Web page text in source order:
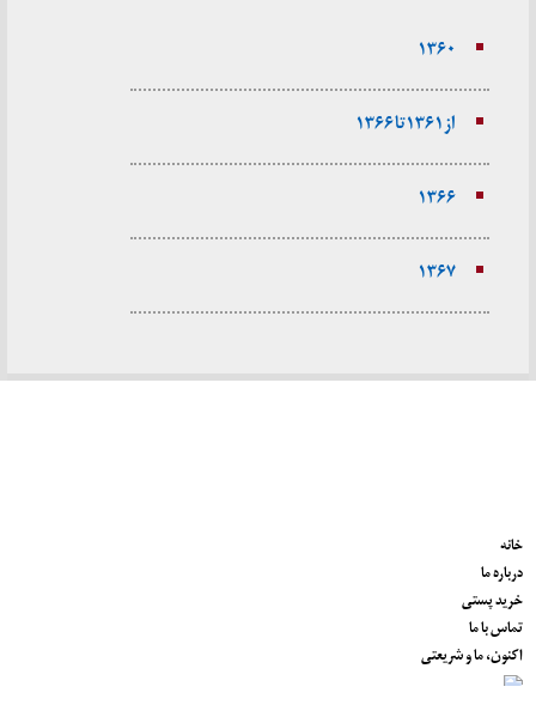
۱۳۶۰
از ۱۳۶۱ تا ۱۳۶۶
۱۳۶۶
۱۳۶۷
خانه
درباره ما
خرید پستی
تماس با ما
اکنون، ما و شریعتی